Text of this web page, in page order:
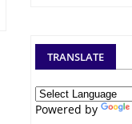
TRANSLATE
Powered by